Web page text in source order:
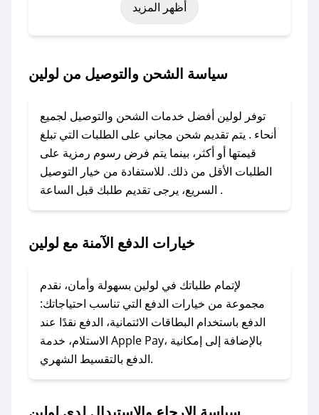
اليوم الوطني، يوم التأسيس، أو حتى عروض خاصة
باستخدام تطبيق صحصح، يمكنك العثور بسهولة على
تواصل معنا عبر تويتر أو البريد الإلكتروني لإضافته
بسرعة.
### كيفية استخدام كود خصم لولين؟
1. انسخ كود الخصم من تطبيق صحصح.
2. الصقه في خانة الدفع عند التسوق من لولين.
### ماذا أفعل إذا لم يعمل كود الخصم؟
الرسائل الخاصة على تويتر أو البريد الإلكتروني،
وسنقوم بحل المشكلة في أسرع وقت ممكن.
### ماذا أفعل إذا لم أجد كود خصم لمتجري
المفضل؟
في حال عدم توفر كوبونات لمتجرك المفضل، يمكنك
أظهر المزيد
سياسة الشحن والتوصيل من لولين
توفر لولين أفضل خدمات الشحن والتوصيل لجميع
أنحاء . يتم تقديم شحن مجاني على الطلبات التي تبلغ
قيمتها أو أكثر، بينما يتم فرض رسوم رمزية على
الطلبات الأقل من ذلك. للاستفادة من خيار التوصيل
السريع، يرجى تقديم طلبك قبل الساعة .
خيارات الدفع الآمنة مع لولين
لإتمام طلباتك في لولين بسهولة وأمان، نقدم
مجموعة من خيارات الدفع التي تناسب احتياجاتك:
الدفع باستخدام البطاقات الائتمانية، الدفع نقدًا عند
الاستلام، خدمة Apple Pay، بالإضافة إلى إمكانية
الدفع بالتقسيط الشهري.